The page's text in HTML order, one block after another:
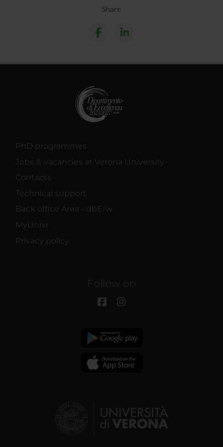
Share
PhD programmes
Jobs & Vacancies at Verona University
Contacts
Technical support
Back office Area - dbErw
MyUnivr
Privacy policy
Follow on